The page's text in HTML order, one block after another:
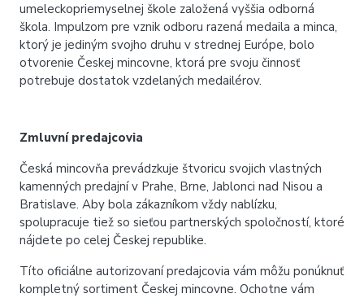
umeleckopriemyselnej škole založená vyššia odborná
škola. Impulzom pre vznik odboru razená medaila a minca,
ktorý je jediným svojho druhu v strednej Európe, bolo
otvorenie Českej mincovne, ktorá pre svoju činnosť
potrebuje dostatok vzdelaných medailérov.
Zmluvní predajcovia
Česká mincovňa prevádzkuje štvoricu svojich vlastných
kamenných predajní v Prahe, Brne, Jablonci nad Nisou a
Bratislave. Aby bola zákazníkom vždy nablízku,
spolupracuje tiež so sieťou partnerských spoločností, ktoré
nájdete po celej Českej republike.
Títo oficiálne autorizovaní predajcovia vám môžu ponúknuť
kompletný sortiment Českej mincovne. Ochotne vám